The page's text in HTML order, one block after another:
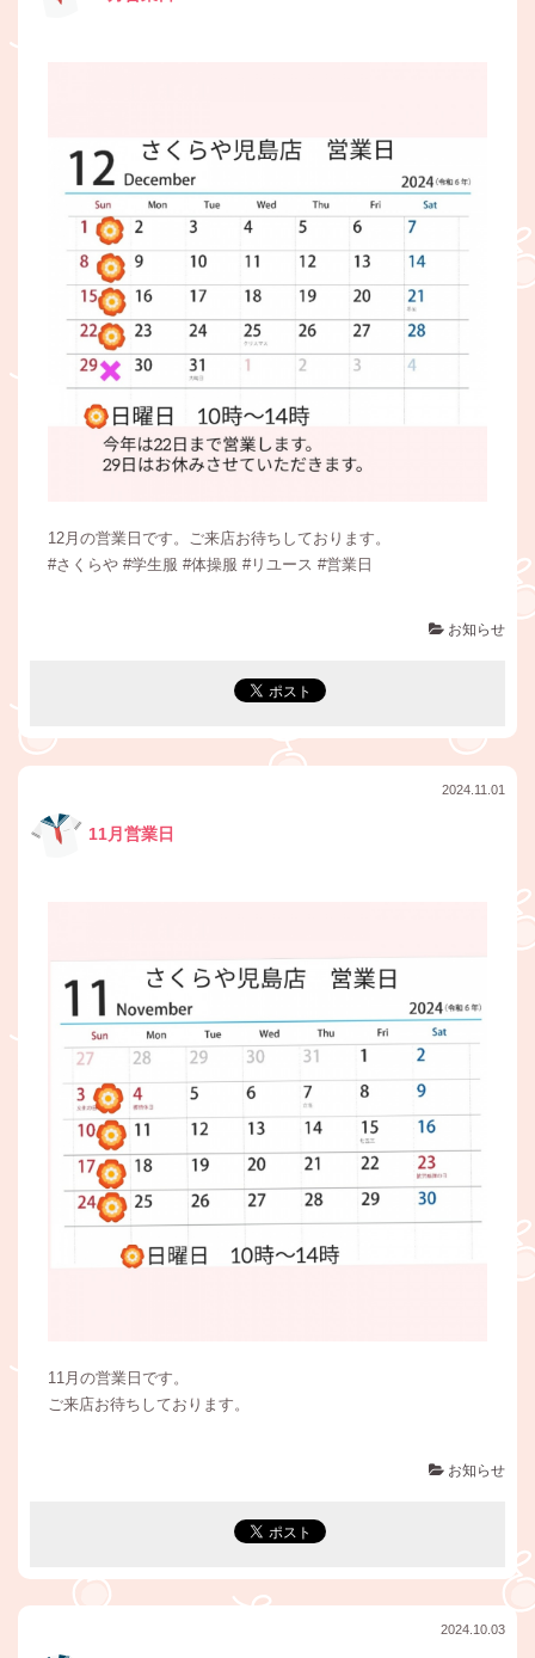
12月の営業日です。ご来店お待ちしております。
#さくらや #学生服 #体操服 #リユース #営業日
お知らせ
2024.11.01
11月営業日
11月の営業日です。
ご来店お待ちしております。
お知らせ
2024.10.03